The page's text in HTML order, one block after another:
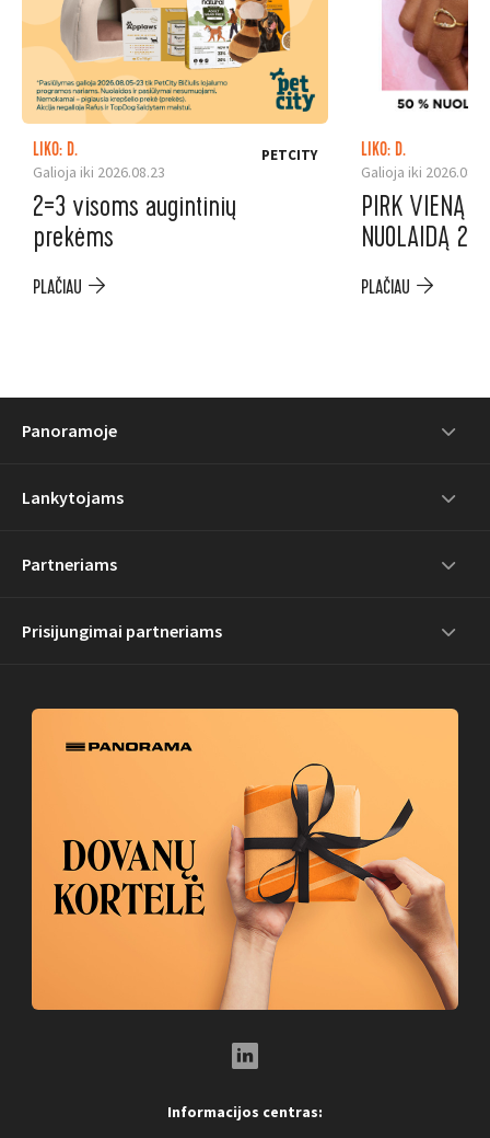
LIKO: D.
Galioja iki 2026.08.23
PETCITY
2=3 visoms augintinių
prekėms
PLAČIAU
LIKO: D.
Galioja iki
PIRK VIENĄ
NUOLAIDĄ 2-
PLAČIAU
Panoramoje
Lankytojams
Partneriams
Prisijungimai partneriams
Informacijos centras: